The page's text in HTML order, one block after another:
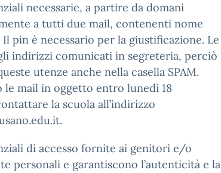
necessarie, a partire da domani
a tutti due mail, contenenti nome
pin è necessario per la giustificazione. Le
indirizzi comunicati in segreteria, perciò
utenze anche nella casella SPAM.
le mail in oggetto entro lunedì 18
la scuola all’indirizzo
di accesso fornite ai genitori e/o
personali e garantiscono l’autenticità e la